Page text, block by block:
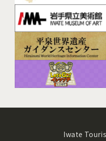
Iwate